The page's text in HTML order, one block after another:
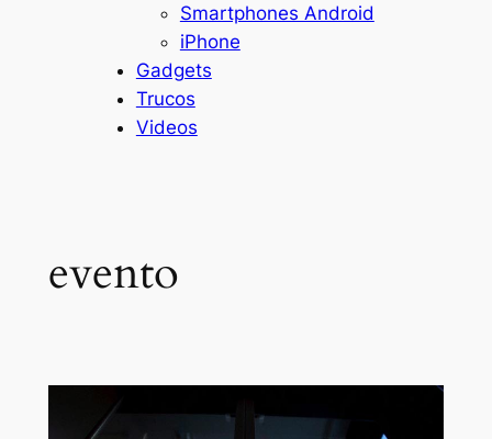
Smartphones Android
iPhone
Gadgets
Trucos
Videos
evento